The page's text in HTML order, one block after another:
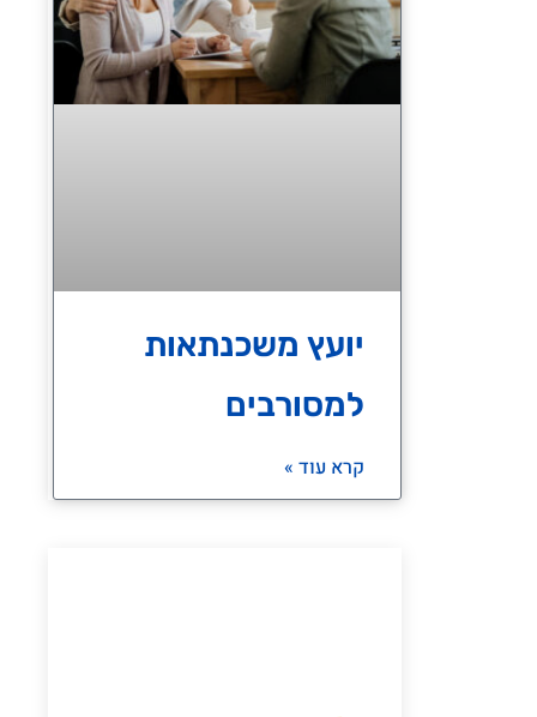
יועץ משכנתאות
למסורבים
קרא עוד »